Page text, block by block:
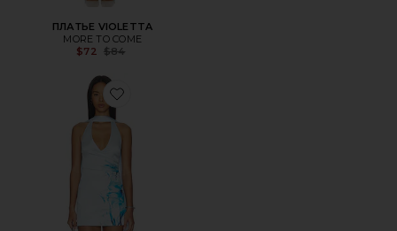
ПЛАТЬЕ VIOLETTA
MORE TO COME
$72 Previous price:
$84
Favorite ПЛАТЬЕ DEMETRIA